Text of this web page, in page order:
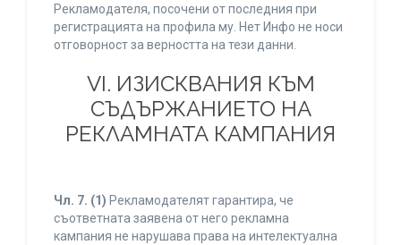
Рекламодателя, посочени от последния при
регистрацията на профила му. Нет Инфо не носи
отговорност за верността на тези данни.
VI. ИЗИСКВАНИЯ КЪМ
СЪДЪРЖАНИЕТО НА
РЕКЛАМНАТА КАМПАНИЯ
Чл. 7. (1) Рекламодателят гарантира, че
съответната заявена от него рекламна
кампания не нарушава права на интелектуална